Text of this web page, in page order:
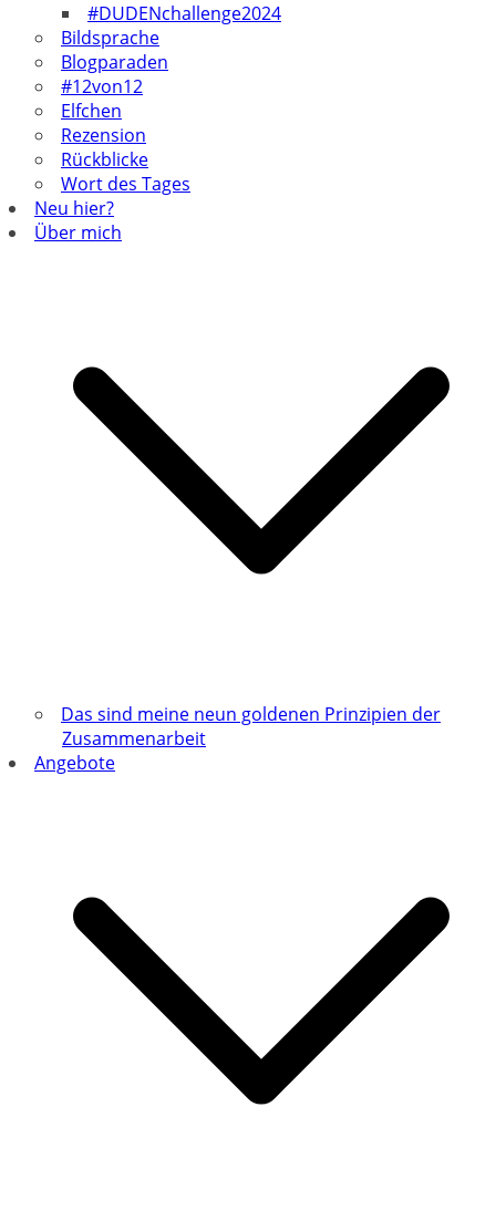
#DUDENchallenge2024
Bildsprache
Blogparaden
#12von12
Elfchen
Rezension
Rückblicke
Wort des Tages
Neu hier?
Über mich
Das sind meine neun goldenen Prinzipien der
Zusammenarbeit
Angebote